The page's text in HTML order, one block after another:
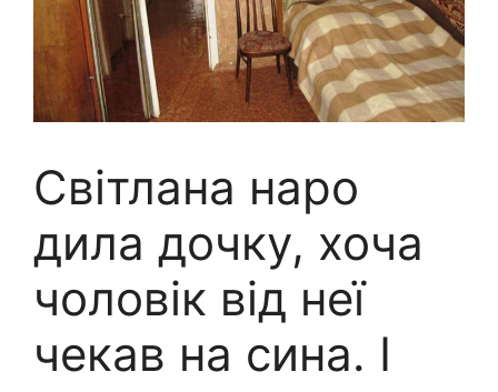
Світлана наро
дила дочку, хоча
чоловік від неї
чекав на сина. І